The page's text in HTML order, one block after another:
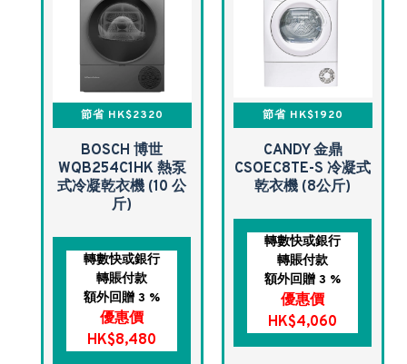
節省 HK$2320
BOSCH 博世
WQB254C1HK 熱泵
式冷凝乾衣機 (10 公
斤)
轉數快或銀行
轉賬付款
額外回贈 3 %
優惠價
HK$8,480
節省 HK$1920
CANDY 金鼎
CSOEC8TE-S 冷凝式
乾衣機 (8公斤)
轉數快或銀行
轉賬付款
額外回贈 3 %
優惠價
HK$4,060